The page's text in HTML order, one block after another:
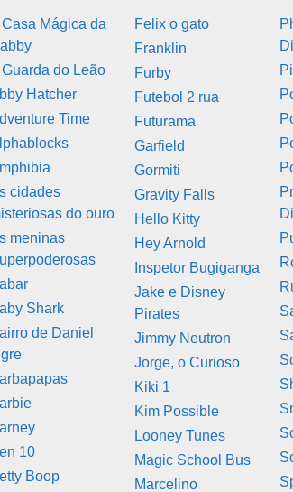
Casa Mágica da
Guarda do Leão
Hatcher
Time
cidades
do ouro
meninas
Shark
de Daniel
10
Boop
Felix o gato
Franklin
Furby
Futebol 2 rua
Futurama
Garfield
Gormiti
Gravity Falls
Hello Kitty
Hey Arnold
Inspetor Bugiganga
Jake e Disney
Pirates
Jimmy Neutron
Jorge, o Curioso
Kiki 1
Kim Possible
Looney Tunes
Magic School Bus
Marcelino